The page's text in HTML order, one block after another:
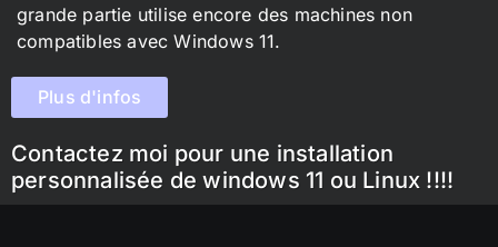
grande partie utilise encore des machines non
compatibles avec Windows 11.
Plus d'infos
Contactez moi pour une installation
personnalisée de windows 11 ou Linux !!!!